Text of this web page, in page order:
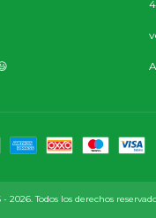
2026. Todos los derechos